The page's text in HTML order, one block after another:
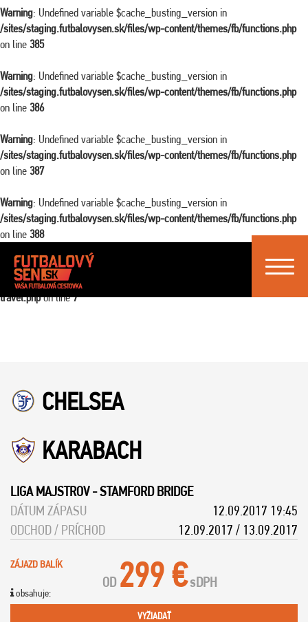
Warning: Undefined variable $cache_busting_version in
/sites/staging.futbalovysen.sk/files/wp-content/themes/fb/functions.php
on line 385
Warning: Undefined variable $cache_busting_version in
/sites/staging.futbalovysen.sk/files/wp-content/themes/fb/functions.php
on line 386
Warning: Undefined variable $cache_busting_version in
/sites/staging.futbalovysen.sk/files/wp-content/themes/fb/functions.php
on line 387
Warning: Undefined variable $cache_busting_version in
/sites/staging.futbalovysen.sk/files/wp-content/themes/fb/functions.php
on line 388
Toggle
Warning: Attempt to read property "ID" on false in
/sites/staging.futbalovysen.sk/files/wp-content/themes/fb/single-
travel.phpon line7
CHELSEA
KARABACH
LIGA MAJSTROV-STAMFORD BRIDGE
DÁTUM ZÁPASU
12.09.2017 19:45
ODCHOD / PRÍCHOD
12.09.2017 / 13.09.2017
ZÁJAZD BALÍK
obsahuje:
OD 299 €sDPH
VYŽIADAŤ